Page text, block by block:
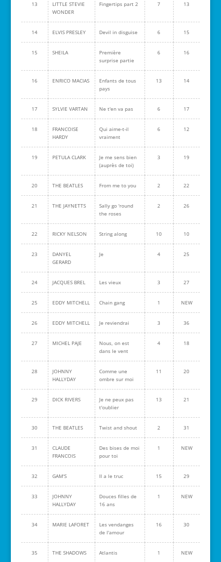
13
LITTLE STEVIE
WONDER
Fingertips part 2 7 13
14 ELVIS PRESLEY Devil in disguise 6 15
15 SHEILA
Première
surprise partie
6 16
16 ENRICO MACIAS
Enfants de tous
pays
13 14
17 SYLVIE VARTAN Ne t'en va pas 6 17
18
FRANCOISE
HARDY
Qui aime-t-il
vraiment
6 12
19 PETULA CLARK
Je me sens bien
(auprès de toi)
3 19
20 THE BEATLES From me to you 2 22
21 THE JAYNETTS
Sally go 'round
the roses
2 26
22 RICKY NELSON String along 10 10
23
DANYEL
GERARD
Je 4 25
24 JACQUES BREL Les vieux 3 27
25 EDDY MITCHELL Chain gang 1 NEW
26 EDDY MITCHELL Je reviendrai 3 36
27 MICHEL PAJE
Nous, on est
dans le vent
4 18
28
JOHNNY
HALLYDAY
Comme une
ombre sur moi
11 20
29 DICK RIVERS
Je ne peux pas
t'oublier
13 21
30 THE BEATLES Twist and shout 2 31
31
CLAUDE
FRANCOIS
Des bises de moi
pour toi
1 NEW
32 GAM'S Il a le truc 15 29
33
JOHNNY
HALLYDAY
Douces filles de
16 ans
1 NEW
34 MARIE LAFORET
Les vendanges
de l'amour
16 30
35 THE SHADOWS Atlantis 1 NEW